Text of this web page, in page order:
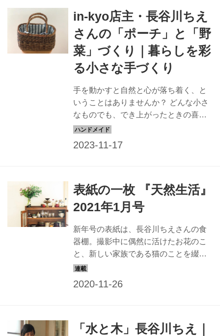
in-kyo店主・長谷川ちえ
さんの「ポーチ」と「野
菜」づくり｜暮らしを彩
る小さな手づくり
手を動かすと自然と心が落ち着く、と
いうことはありませんか？ どんな小さ
なものでも、でき上がったときの喜び
はひとしお。ささやかだけどうれし
表紙の一枚 『天然生活』
2021年1月号
新年号の表紙は、長谷川ちえさんの食
器棚。撮影中に偶然に活けたお花のこ
と、新しい家族である猫のことを綴り
ます。
「水と木」長谷川ちえ｜